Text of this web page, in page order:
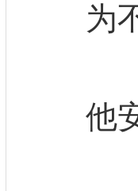
为
他